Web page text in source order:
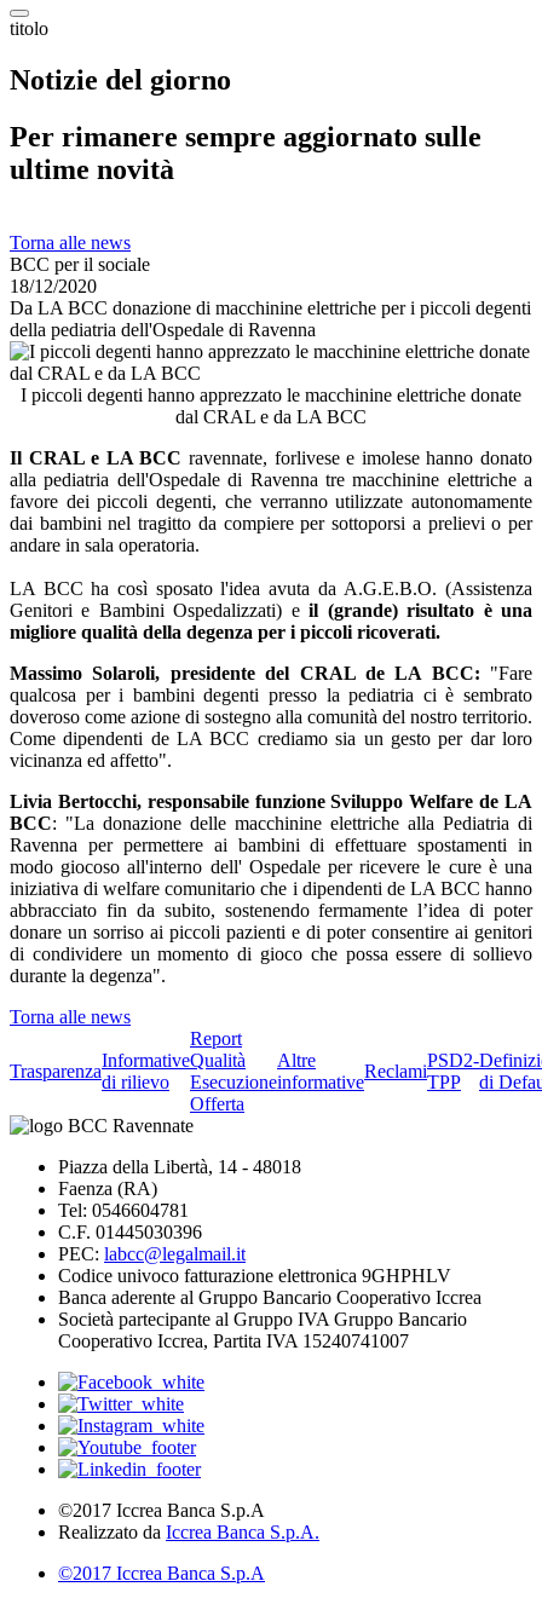
titolo
Notizie del giorno
Per rimanere sempre aggiornato sulle
ultime novità
Torna alle news
BCC per il sociale
18/12/2020
Da LA BCC donazione di macchinine elettriche per i piccoli degenti
della pediatria dell'Ospedale di Ravenna
I piccoli degenti hanno apprezzato le macchinine elettriche donate
dal CRAL e da LA BCC
Il CRAL e LA BCC ravennate, forlivese e imolese hanno donato
alla pediatria dell'Ospedale di Ravenna tre macchinine elettriche a
favore dei piccoli degenti, che verranno utilizzate autonomamente
dai bambini nel tragitto da compiere per sottoporsi a prelievi o per
andare in sala operatoria.
LA BCC ha così sposato l'idea avuta da A.G.E.B.O. (Assistenza
Genitori e Bambini Ospedalizzati) eil (grande) risultato è una
migliore qualità della degenza per i piccoli ricoverati.
Massimo Solaroli, presidente del CRAL de LA BCC: "Fare
qualcosa per i bambini degenti presso la pediatria ci è sembrato
doveroso come azione di sostegno alla comunità del nostro territorio.
Come dipendenti de LA BCC crediamo sia un gesto per dar loro
vicinanza ed affetto".
Livia Bertocchi, responsabile funzione Sviluppo Welfare de LA
BCC: "La donazione delle macchinine elettriche alla Pediatria di
Ravenna per permettere ai bambini di effettuare spostamenti in
modo giocoso all'interno dell' Ospedale per ricevere le cure è una
iniziativa di welfare comunitario che i dipendenti de LA BCC hanno
abbracciato fin da subito, sostenendo fermamente l’idea di poter
donare un sorriso ai piccoli pazienti e di poter consentire ai genitori
di condividere un momento di gioco che possa essere di sollievo
durante la degenza".
Torna alle news
Trasparenza
Informative
di rilievo
Report
Qualità
Esecuzione
Offerta
Altre
informative
Reclami
PSD2-
TPP
di
Piazza della Libertà, 14 - 48018
Faenza (RA)
Tel: 0546604781
C.F. 01445030396
PEC: labcc@legalmail.it
Codice univoco fatturazione elettronica 9GHPHLV
Banca aderente al Gruppo Bancario Cooperativo Iccrea
Società partecipante al Gruppo IVA Gruppo Bancario
Cooperativo Iccrea, Partita IVA 15240741007
©2017 Iccrea Banca S.p.A
Realizzato da Iccrea Banca S.p.A.
©2017 Iccrea Banca S.p.A